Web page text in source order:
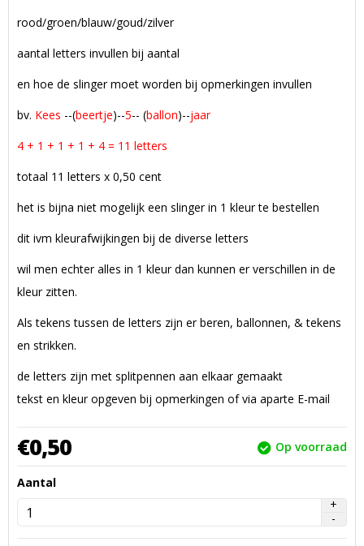
rood/groen/blauw/goud/zilver
aantal letters invullen bij aantal
en hoe de slinger moet worden bij opmerkingen invullen
bv. Kees --(beertje)--5-- (ballon)--jaar
4 + 1 + 1 + 1 + 4 = 11 letters
totaal 11 letters x 0,50 cent
het is bijna niet mogelijk een slinger in 1 kleur te bestellen
dit ivm kleurafwijkingen bij de diverse letters
wil men echter alles in 1 kleur dan kunnen er verschillen in de
kleur zitten.
Als tekens tussen de letters zijn er beren, ballonnen, & tekens
en strikken.
de letters zijn met splitpennen aan elkaar gemaakt
tekst en kleur opgeven bij opmerkingen of via aparte E-mail
€0,50 Op voorraad
Aantal